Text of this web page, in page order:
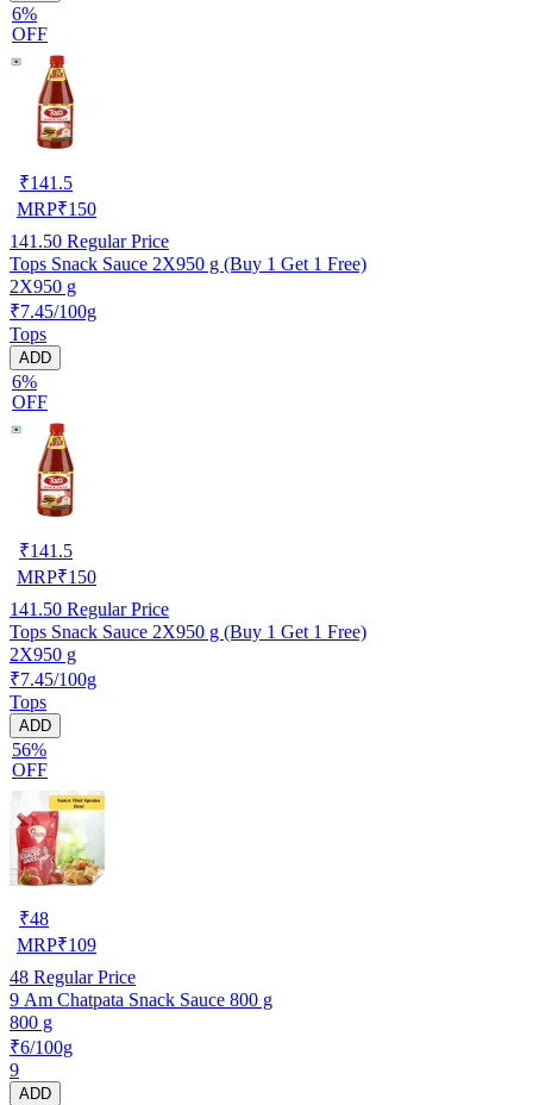
6%
OFF
₹141.5
MRP₹150
141.50 Regular Price
Tops Snack Sauce 2X950 g (Buy 1 Get 1 Free)
2X950 g
₹7.45/100g
Tops
ADD
6%
OFF
₹141.5
MRP₹150
141.50 Regular Price
Tops Snack Sauce 2X950 g (Buy 1 Get 1 Free)
2X950 g
₹7.45/100g
Tops
ADD
56%
OFF
₹48
MRP₹109
48 Regular Price
9 Am Chatpata Snack Sauce 800 g
800 g
₹6/100g
9
ADD